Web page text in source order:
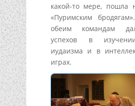
какой-то мере, пошла
«Пуримским
обеим командам
успехов в
иудаизма и в
играх.